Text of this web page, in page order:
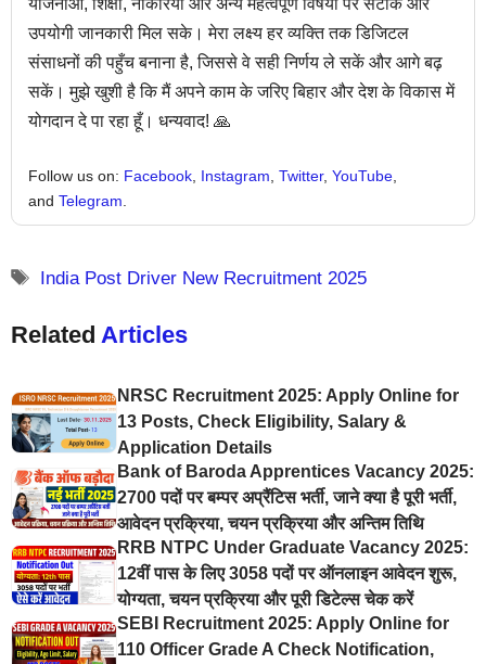
योजनाओं, शिक्षा, नौकरियों और अन्य महत्वपूर्ण विषयों पर सटीक और
उपयोगी जानकारी मिल सके। मेरा लक्ष्य हर व्यक्ति तक डिजिटल
संसाधनों की पहुँच बनाना है, जिससे वे सही निर्णय ले सकें और आगे बढ़
सकें। मुझे खुशी है कि मैं अपने काम के जरिए बिहार और देश के विकास में
योगदान दे पा रहा हूँ। धन्यवाद! 🙏
Follow us on: Facebook Instagram Twitter, YouTube
and Telegram
India Post Driver New Recruitment 2025
Related Articles
NRSC Recruitment 2025: Apply Online for
13 Posts, Check Eligibility, Salary &
Application Details
Bank of Baroda Apprentices Vacancy 2025:
2700 पदों पर बम्पर अप्रैंटिस भर्ती, जाने क्या है पूरी भर्ती,
आवेदन प्रक्रिया, चयन प्रक्रिया और अन्तिम तिथि
RRB NTPC Under Graduate Vacancy 2025:
12वीं पास के लिए 3058 पदों पर ऑनलाइन आवेदन शुरू,
योग्यता, चयन प्रक्रिया और पूरी डिटेल्स चेक करें
SEBI Recruitment 2025: Apply Online for
110 Officer Grade A Check Notification,